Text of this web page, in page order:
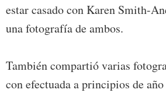
estar casado con Karen Smith-
una fotografía de ambos.
También compartió varias
con efectuada a principios de